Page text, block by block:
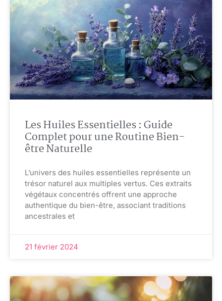
Les Huiles Essentielles : Guide
Complet pour une Routine Bien-
être Naturelle
L’univers des huiles essentielles représente un
trésor naturel aux multiples vertus. Ces extraits
végétaux concentrés offrent une approche
authentique du bien-être, associant traditions
ancestrales et
21 février 2024